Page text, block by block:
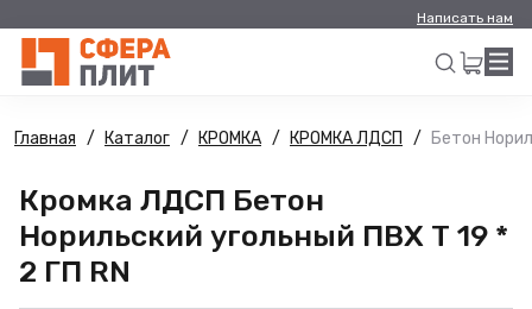
Написать нам
Искать
Главная Каталог КРОМКА КРОМКА ЛДСП Бетон
Кромка ЛДСП Бетон
Норильский угольный ПВХ Т 19 *
2 ГП RN